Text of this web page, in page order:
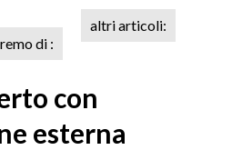
di :
altri articoli:
con
esterna